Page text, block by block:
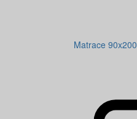
Matrace 90x200